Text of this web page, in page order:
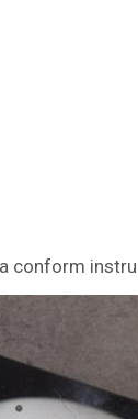
conform